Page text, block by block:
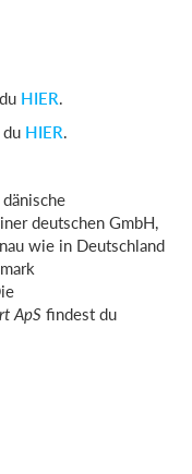
HIER.
HIER.
deutschen GmbH,
wie in Deutschland
ApS findest du